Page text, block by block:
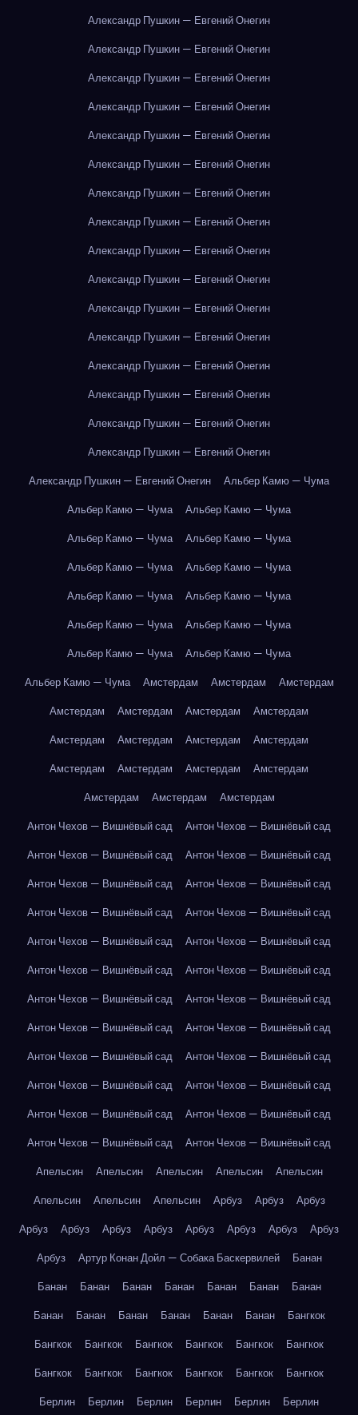
Александр Пушкин — Евгений Онегин
Александр Пушкин — Евгений Онегин
Александр Пушкин — Евгений Онегин
Александр Пушкин — Евгений Онегин
Александр Пушкин — Евгений Онегин
Александр Пушкин — Евгений Онегин
Александр Пушкин — Евгений Онегин
Александр Пушкин — Евгений Онегин
Александр Пушкин — Евгений Онегин
Александр Пушкин — Евгений Онегин
Александр Пушкин — Евгений Онегин
Александр Пушкин — Евгений Онегин
Александр Пушкин — Евгений Онегин
Александр Пушкин — Евгений Онегин
Александр Пушкин — Евгений Онегин
Александр Пушкин — Евгений Онегин
Александр Пушкин — Евгений Онегин
Альбер Камю — Чума
Альбер Камю — Чума
Альбер Камю — Чума
Альбер Камю — Чума
Альбер Камю — Чума
Альбер Камю — Чума
Альбер Камю — Чума
Альбер Камю — Чума
Альбер Камю — Чума
Альбер Камю — Чума
Альбер Камю — Чума
Альбер Камю — Чума
Альбер Камю — Чума
Альбер Камю — Чума
Амстердам Амстердам
Амстердам
Амстердам
Амстердам Амстердам
Амстердам
Амстердам
Амстердам Амстердам
Амстердам
Амстердам
Амстердам Амстердам
Амстердам
Амстердам
Амстердам
Амстердам
Антон Чехов — Вишнёвый сад
Антон Чехов — Вишнёвый сад
Антон Чехов — Вишнёвый сад
Антон Чехов — Вишнёвый сад
Антон Чехов — Вишнёвый сад
Антон Чехов — Вишнёвый сад
Антон Чехов — Вишнёвый сад
Антон Чехов — Вишнёвый сад
Антон Чехов — Вишнёвый сад
Антон Чехов — Вишнёвый сад
Антон Чехов — Вишнёвый сад
Антон Чехов — Вишнёвый сад
Антон Чехов — Вишнёвый сад
Антон Чехов — Вишнёвый сад
Антон Чехов — Вишнёвый сад
Антон Чехов — Вишнёвый сад
Антон Чехов — Вишнёвый сад
Антон Чехов — Вишнёвый сад
Антон Чехов — Вишнёвый сад
Антон Чехов — Вишнёвый сад
Антон Чехов — Вишнёвый сад
Антон Чехов — Вишнёвый сад
Антон Чехов — Вишнёвый сад
Антон Чехов — Вишнёвый сад
Апельсин
Апельсин Апельсин Апельсин
Апельсин
Апельсин
Апельсин Апельсин Арбуз Арбуз
Арбуз
Арбуз
Арбуз Арбуз Арбуз Арбуз Арбуз Арбуз
Арбуз
Арбуз
Артур Конан Дойл — Собака Баскервилей
Банан
Банан
Банан Банан Банан Банан Банан
Банан
Банан
Банан Банан Банан Банан Банан
Бангкок
Бангкок
Бангкок Бангкок Бангкок Бангкок
Бангкок
Бангкок
Бангкок Бангкок Бангкок Бангкок
Бангкок
Берлин
Берлин Берлин Берлин Берлин Берлин